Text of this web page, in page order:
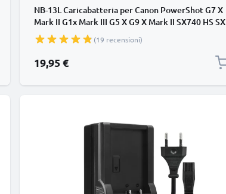
NB-13L Caricabatteria per Canon PowerShot G7 X
Mark II G1x Mark III G5 X G9 X Mark II SX740 HS SX
620 Batterie per fotocamera marca CELLONIC
(19 recensioni)
19,95 €